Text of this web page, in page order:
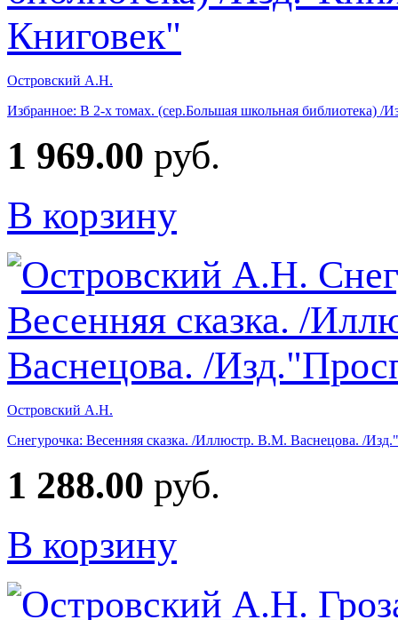
Островский А.Н.
Избранное: В 2-х томах. (сер.Большая школьная библиотека)
1 969.00 руб.
В корзину
Островский А.Н.
Снегурочка: Весенняя сказка. /Иллюстр. В.М. Васнецова. /
1 288.00 руб.
В корзину